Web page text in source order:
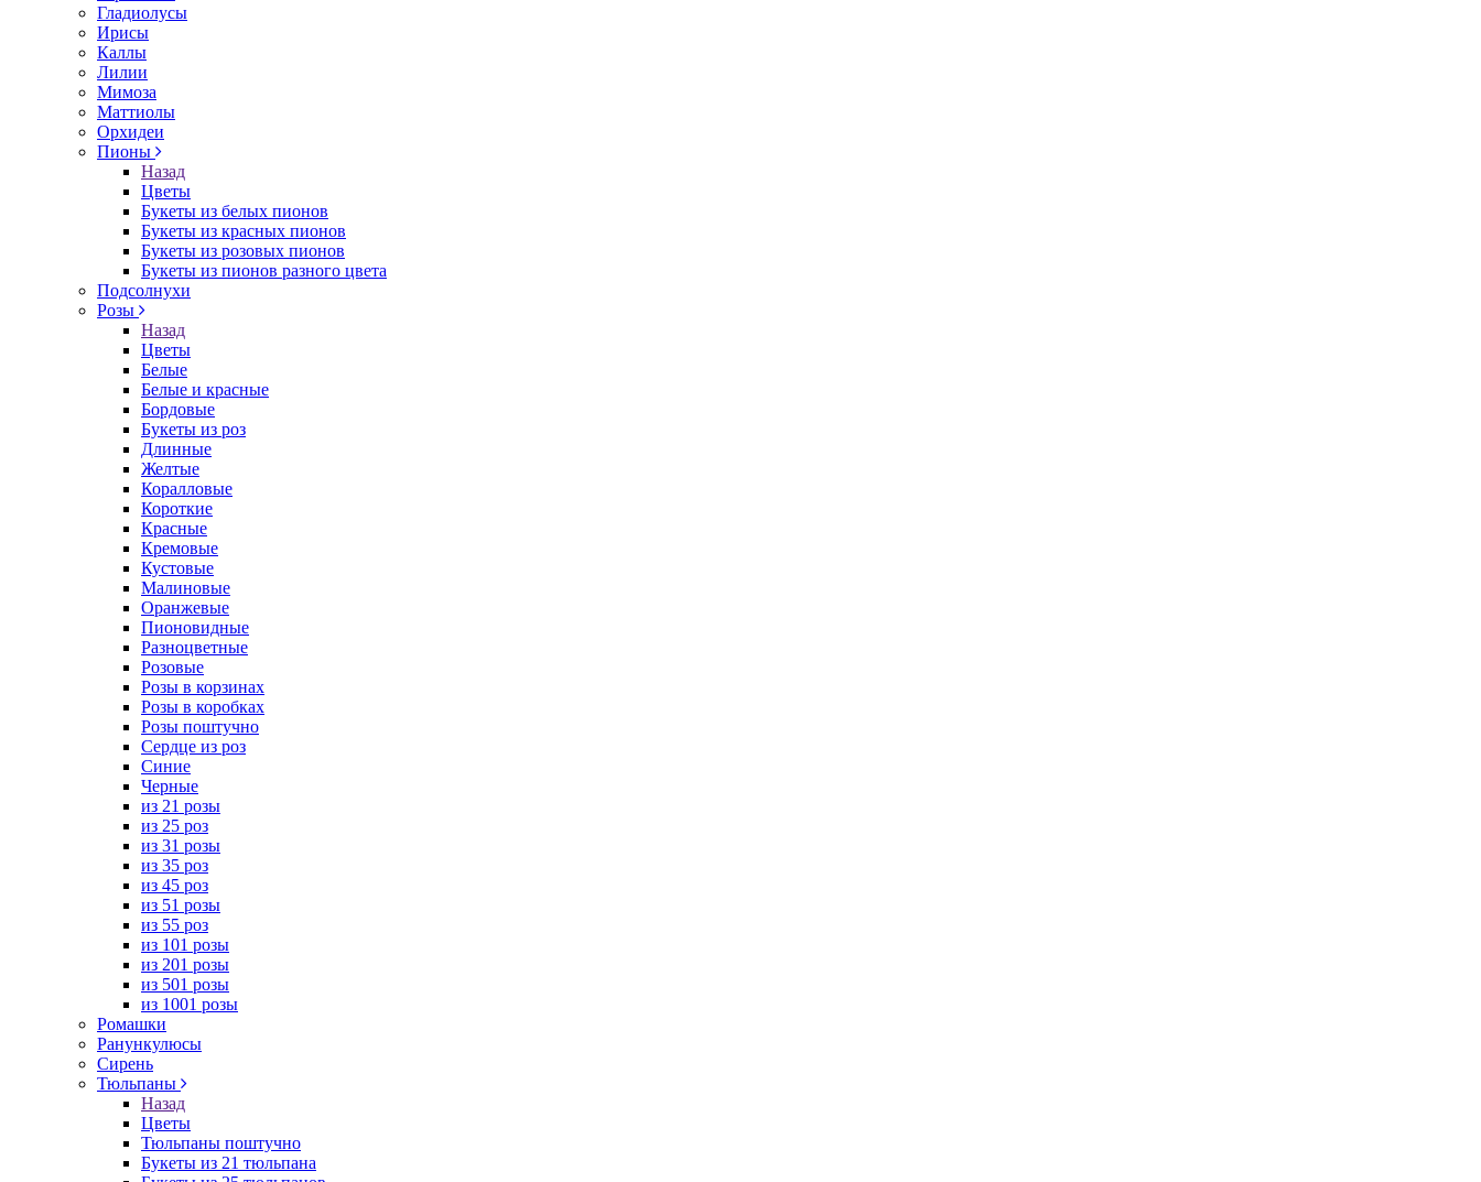
Гладиолусы
Ирисы
Каллы
Лилии
Мимоза
Маттиолы
Орхидеи
Пионы
Назад
Цветы
Букеты из белых пионов
Букеты из красных пионов
Букеты из розовых пионов
Букеты из пионов разного цвета
Подсолнухи
Розы
Назад
Цветы
Белые
Белые и красные
Бордовые
Букеты из роз
Длинные
Желтые
Коралловые
Короткие
Красные
Кремовые
Кустовые
Малиновые
Оранжевые
Пионовидные
Разноцветные
Розовые
Розы в корзинах
Розы в коробках
Розы поштучно
Сердце из роз
Синие
Черные
из 21 розы
из 25 роз
из 31 розы
из 35 роз
из 45 роз
из 51 розы
из 55 роз
из 101 розы
из 201 розы
из 501 розы
из 1001 розы
Ромашки
Ранункулюсы
Сирень
Тюльпаны
Назад
Цветы
Тюльпаны поштучно
Букеты из 21 тюльпана